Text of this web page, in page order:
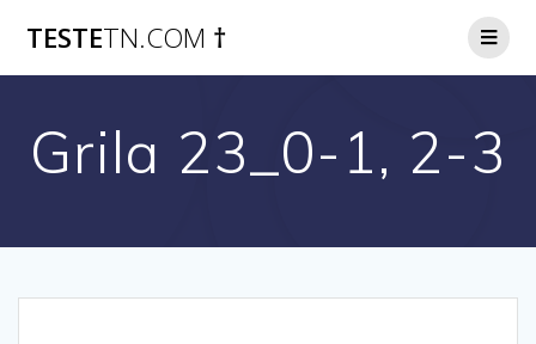
TESTETN.COM †
Grila 23_0-1, 2-3